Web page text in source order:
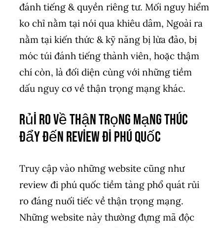
đánh tiếng & quyền riêng tư. Mối nguy hiểm
ko chỉ nằm tại nói qua khiêu dâm, Ngoài ra
nằm tại kiến thức & kỹ năng bị lừa đảo, bị
móc túi đánh tiếng thành viên, hoặc thậm
chí còn, là đối diện cùng với những tiềm
dấu nguy cơ về thận trọng mạng khác.
Rủi ro về thận trọng mạng thúc
đẩy đến review đi phú quốc
Truy cập vào những website cũng như
review đi phú quốc tiềm tàng phổ quát rủi
ro đáng nuối tiếc về thận trọng mạng.
Những website này thường đựng mã độc